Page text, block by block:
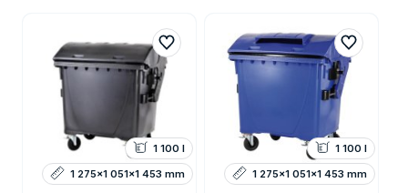
1 100 l
1 275x1 051x1 453 mm
1 100 l
1 275x1 051x1 453 mm